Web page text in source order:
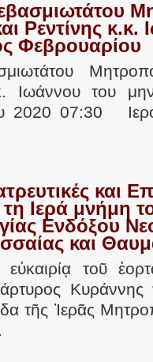
Ρεντίνης κ.κ.
Φεβρουαρίου
Ιωάννου του
2020 07:30
και
τη Ιερά μνήμη
Ενδόξου
και
τοῦ
τῆς Ἱερᾶς